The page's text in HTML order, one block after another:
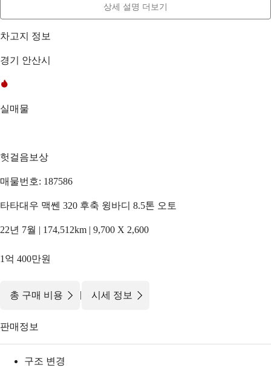
상세 설명 더보기
차고지 정보
경기 안산시
실매물
헛걸음보상
매물번호: 187586
타타대우 맥쎈 320 후축 윙바디 8.5톤 오토
22년 7월 | 174,512km | 9,700 X 2,600
1억 400만원
총 구매 비용 | 시세 정보
판매정보
구조 변경